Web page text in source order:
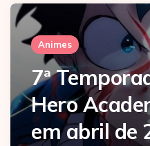
Animes
7ª
Hero
em abril de